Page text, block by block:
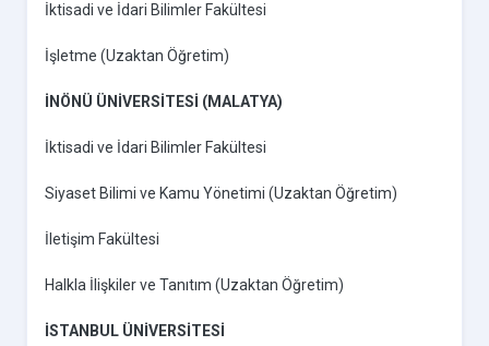
İktisadi ve İdari Bilimler Fakültesi
İşletme (Uzaktan Öğretim)
İNÖNÜ ÜNİVERSİTESİ (MALATYA)
İktisadi ve İdari Bilimler Fakültesi
Siyaset Bilimi ve Kamu Yönetimi (Uzaktan Öğretim)
İletişim Fakültesi
Halkla İlişkiler ve Tanıtım (Uzaktan Öğretim)
İSTANBUL ÜNİVERSİTESİ